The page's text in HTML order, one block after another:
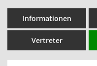
Informationen
Vertreter